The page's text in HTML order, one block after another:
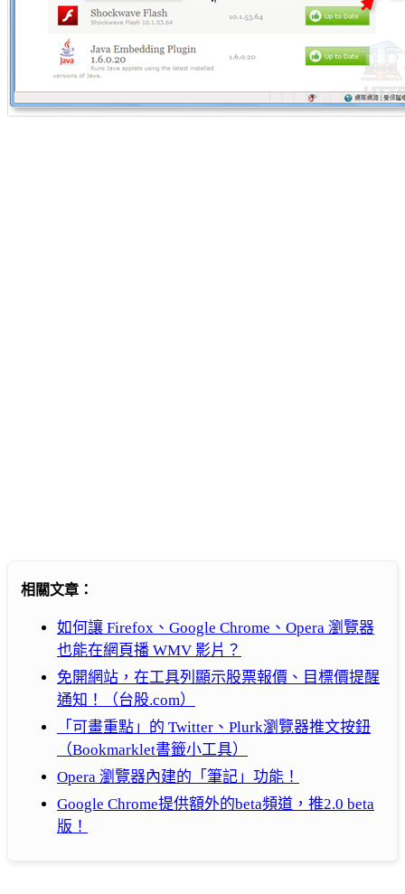
相關文章：
如何讓 Firefox、Google Chrome、Opera 瀏覽器
也能在網頁播 WMV 影片？
免開網站，在工具列顯示股票報價、目標價提醒
通知！（台股.com）
「可畫重點」的 Twitter、Plurk瀏覽器推文按鈕
（Bookmarklet書籤小工具）
Opera 瀏覽器內建的「筆記」功能！
Google Chrome提供額外的beta頻道，推2.0 beta
版！